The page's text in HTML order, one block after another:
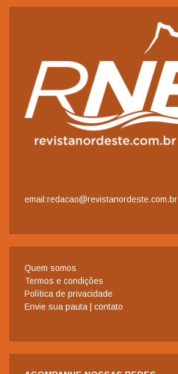
email:redacao@revistanordeste.com.br
Quem somos
Termos e condições
Política de privacidade
Envie sua pauta | contato